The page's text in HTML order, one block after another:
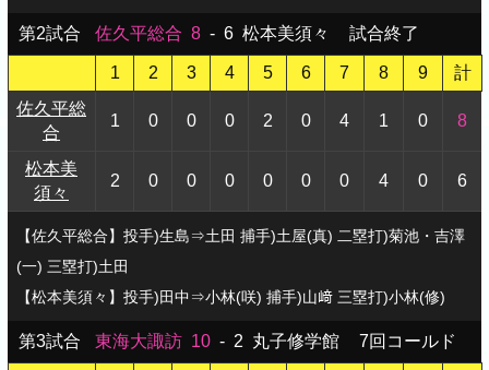
第2試合 佐久平総合 8 - 6 松本美須々 試合終了
1 2 3 4 5 6 7 8 9
計
佐久平総
合
1 0 0 0 2 0 4 1 0 8
松本美
須々
2 0 0 0 0 0 0 4 0 6
【佐久平総合】投手)生島⇒土田 捕手)土屋(真) 二塁打)菊池・吉澤
(一) 三塁打)土田
【松本美須々】投手)田中⇒小林(咲) 捕手)山﨑 三塁打)小林(修)
第3試合 東海大諏訪 10 - 2 丸子修学館 7回コールド